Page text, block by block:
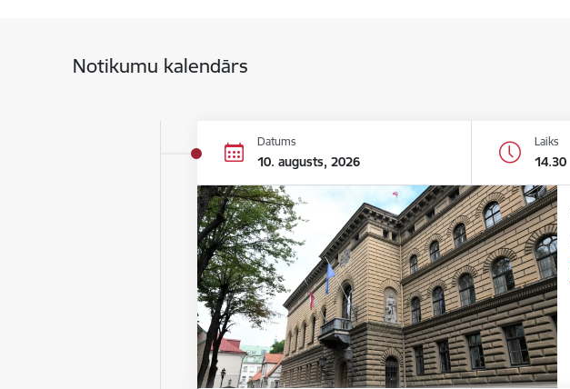
Notikumu kalendārs
Datums
10. augusts, 2026
Laiks
14.30